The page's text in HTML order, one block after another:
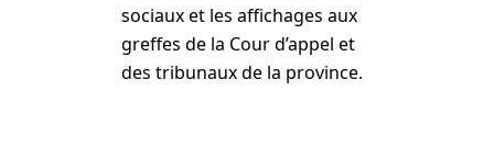
sociaux et les affichages aux
greffes de la Cour d’appel et
des tribunaux de la province.